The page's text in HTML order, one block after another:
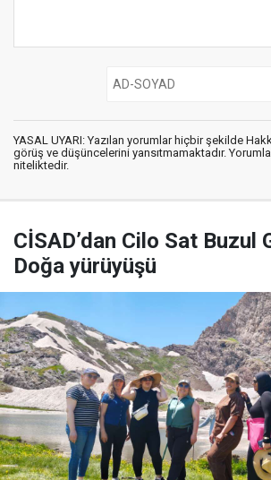
YASAL UYARI: Yazılan yorumlar hiçbir şekilde
görüş ve düşüncelerini yansıtmamaktadır.
niteliktedir.
CİSAD’dan Cilo Sat Buzul
Doğa yürüyüşü